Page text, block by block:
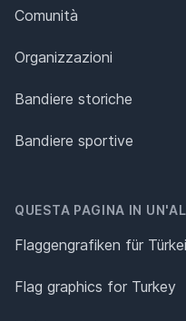
Comunità
Organizzazioni
Bandiere storiche
Bandiere sportive
QUESTA PAGINA IN
Flaggengrafiken für Türkei
Flag graphics for Turkey